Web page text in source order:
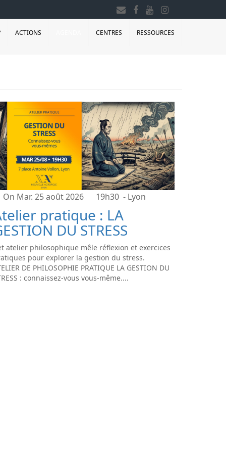
ACTIONS CENTRES RESSOURCES
On Mar. 25 août 2026 19h30 - Lyon
pratique : LA
DU STRESS
atelier philosophique mêle réflexion et exercices
pour explorer la gestion du stress.
DE PHILOSOPHIE PRATIQUE LA GESTION DU
: connaissez-vous vous-même....